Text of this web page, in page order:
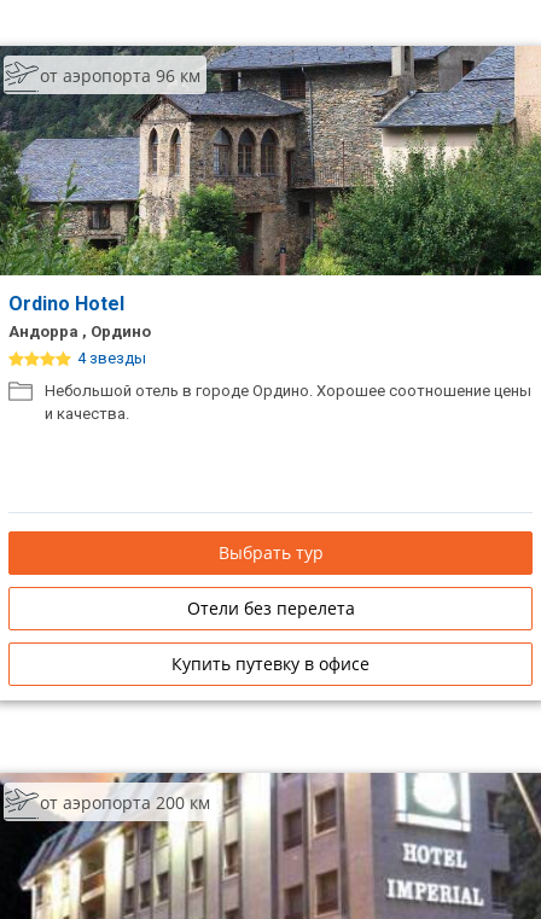
от аэропорта 96 км
Ordino Hotel
Андорра , Ордино
4 звезды
Небольшой отель в городе Ордино. Хорошее соотношение цены
и качества.
Выбрать тур
Отели без перелета
Купить путевку в офисе
от аэропорта 200 км